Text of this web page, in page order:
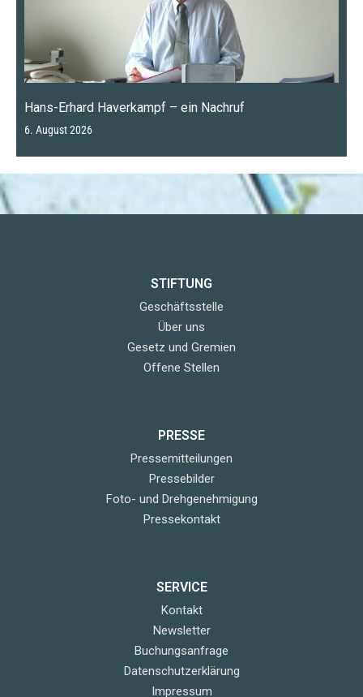
Hans-Erhard Haverkampf – ein Nachruf
6. August 2026
STIFTUNG
Geschäftsstelle
Über uns
Gesetz und Gremien
Offene Stellen
PRESSE
Pressemitteilungen
Pressebilder
Foto- und Drehgenehmigung
Pressekontakt
SERVICE
Kontakt
Newsletter
Buchungsanfrage
Datenschutzerklärung
Impressum